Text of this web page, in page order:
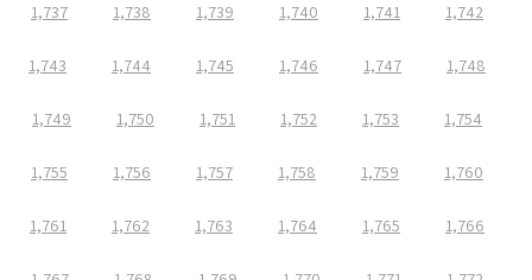
1,737 1,738 1,739 1,740 1,741 1,742
1,743 1,744 1,745 1,746 1,747 1,748
1,749 1,750 1,751 1,752 1,753 1,754
1,755 1,756 1,757 1,758 1,759 1,760
1,761 1,762 1,763 1,764 1,765 1,766